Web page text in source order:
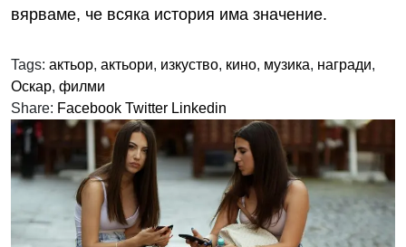
вярваме, че всяка история има значение.
Tags: актьор, актьори, изкуство, кино, музика, награди,
Оскар, филми
Share: Facebook Twitter Linkedin